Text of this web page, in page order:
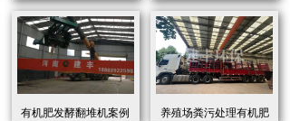
有机肥发酵翻堆机案例
养殖场粪污处理有机肥